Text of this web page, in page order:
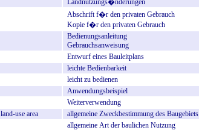
Landnutzungs�nderungen
Abschrift f�r den privaten Gebrauch
Kopie f�r den privaten Gebrauch
Bedienungsanleitung
Gebrauchsanweisung
Entwurf eines Bauleitplans
leichte Bedienbarkeit
leicht zu bedienen
Anwendungsbeispiel
Weiterverwendung
land-use area allgemeine Zweckbestimmung des Baugebiets
allgemeine Art der baulichen Nutzung